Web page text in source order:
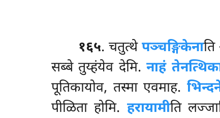
१६५. चतुत्थेपञ्चङ्गिकेना
सब्बे तुय्हंयेव देमि.नाहं
पूतिकायोव, तस्मा एवमाह.
पीळिता होमि. हरायामीति